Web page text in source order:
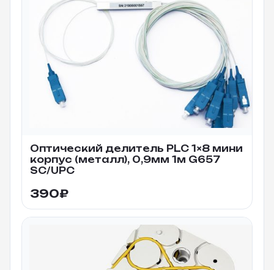
Оптический делитель PLC 1×8 мини
корпус (металл), 0,9мм 1м G657
SC/UPC
390₽